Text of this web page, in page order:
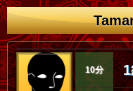
10分